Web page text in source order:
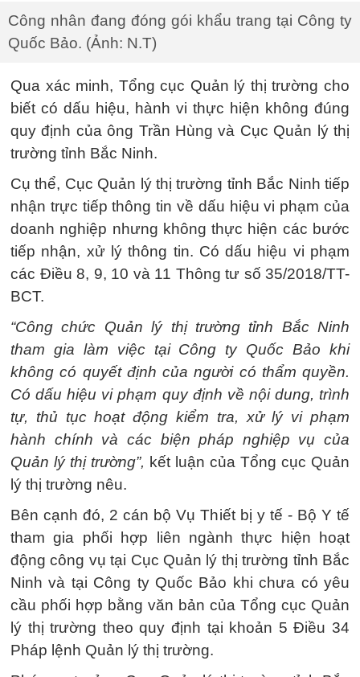
Công nhân đang đóng gói khẩu trang tại Công ty
Quốc Bảo. (Ảnh: N.T)
Qua xác minh, Tổng cục Quản lý thị trường cho
biết có dấu hiệu, hành vi thực hiện không đúng
quy định của ông Trần Hùng và Cục Quản lý thị
trường tỉnh Bắc Ninh.
Cụ thể, Cục Quản lý thị trường tỉnh Bắc Ninh tiếp
nhận trực tiếp thông tin về dấu hiệu vi phạm của
doanh nghiệp nhưng không thực hiện các bước
tiếp nhận, xử lý thông tin. Có dấu hiệu vi phạm
các Điều 8, 9, 10 và 11 Thông tư số 35/2018/TT-
BCT.
“Công chức Quản lý thị trường tỉnh Bắc Ninh
tham gia làm việc tại Công ty Quốc Bảo khi
không có quyết định của người có thẩm quyền.
Có dấu hiệu vi phạm quy định về nội dung, trình
tự, thủ tục hoạt động kiểm tra, xử lý vi phạm
hành chính và các biện pháp nghiệp vụ của
Quản lý thị trường”, kết luận của Tổng cục Quản
lý thị trường nêu.
Bên cạnh đó, 2 cán bộ Vụ Thiết bị y tế - Bộ Y tế
tham gia phối hợp liên ngành thực hiện hoạt
động công vụ tại Cục Quản lý thị trường tỉnh Bắc
Ninh và tại Công ty Quốc Bảo khi chưa có yêu
cầu phối hợp bằng văn bản của Tổng cục Quản
lý thị trường theo quy định tại khoản 5 Điều 34
Pháp lệnh Quản lý thị trường.